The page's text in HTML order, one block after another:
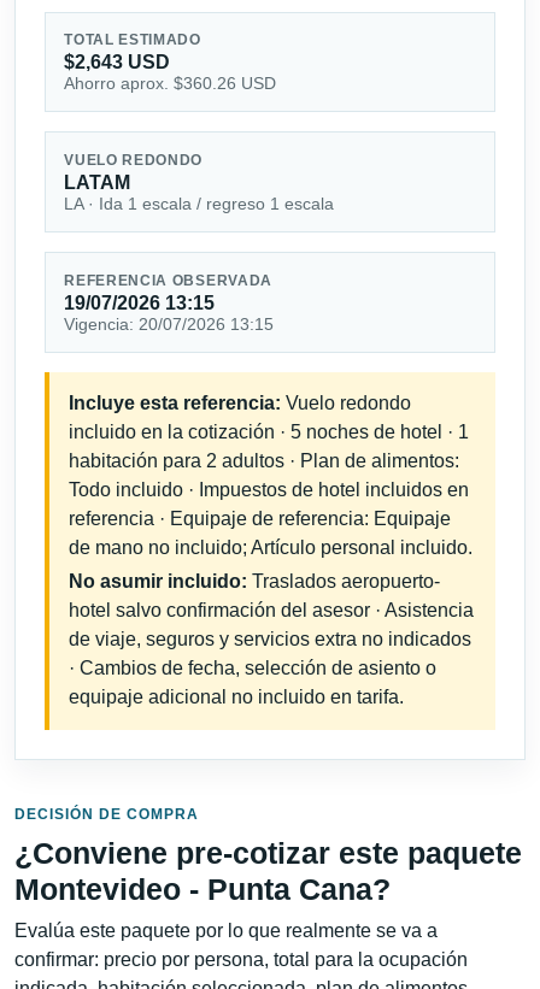
TOTAL ESTIMADO
$2,643 USD
Ahorro aprox. $360.26 USD
VUELO REDONDO
LATAM
LA · Ida 1 escala / regreso 1 escala
REFERENCIA OBSERVADA
19/07/2026 13:15
Vigencia: 20/07/2026 13:15
Incluye esta referencia: Vuelo redondo
incluido en la cotización · 5 noches de hotel · 1
habitación para 2 adultos · Plan de alimentos:
Todo incluido · Impuestos de hotel incluidos en
referencia · Equipaje de referencia: Equipaje
de mano no incluido; Artículo personal incluido.
No asumir incluido: Traslados aeropuerto-
hotel salvo confirmación del asesor · Asistencia
de viaje, seguros y servicios extra no indicados
· Cambios de fecha, selección de asiento o
equipaje adicional no incluido en tarifa.
DECISIÓN DE COMPRA
¿Conviene pre-cotizar este paquete
Montevideo - Punta Cana?
Evalúa este paquete por lo que realmente se va a
confirmar: precio por persona, total para la ocupación